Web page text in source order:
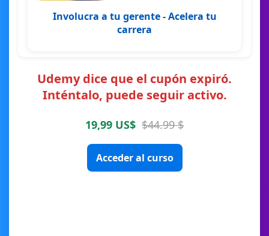
Involucra a tu gerente - Acelera tu
carrera
Udemy dice que el cupón expiró.
Inténtalo, puede seguir activo.
19,99 US$ $44.99 $
Acceder al curso